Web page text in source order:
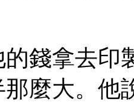
錢拿去印
麼大。他